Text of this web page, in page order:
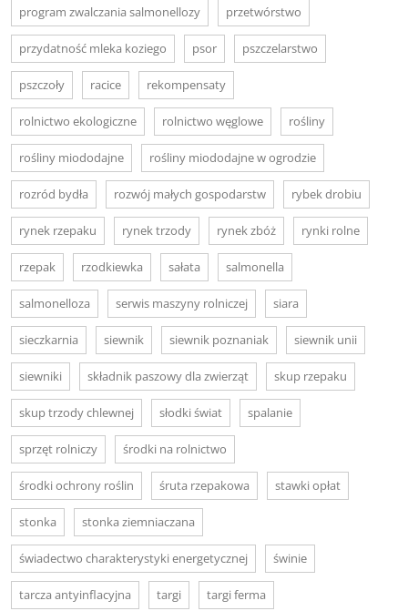
program zwalczania salmonellozy przetwórstwo
przydatność mleka koziego psor pszczelarstwo
pszczoły racice rekompensaty
rolnictwo ekologiczne rolnictwo węglowe rośliny
rośliny miododajne rośliny miododajne w ogrodzie
rozród bydła rozwój małych gospodarstw rybek drobiu
rynek rzepaku rynek trzody rynek zbóż rynki rolne
rzepak rzodkiewka sałata salmonella
salmonelloza serwis maszyny rolniczej siara
sieczkarnia siewnik siewnik poznaniak siewnik unii
siewniki składnik paszowy dla zwierząt skup rzepaku
skup trzody chlewnej słodki świat spalanie
sprzęt rolniczy środki na rolnictwo
środki ochrony roślin śruta rzepakowa stawki opłat
stonka stonka ziemniaczana
świadectwo charakterystyki energetycznej świnie
tarcza antyinflacyjna targi targi ferma